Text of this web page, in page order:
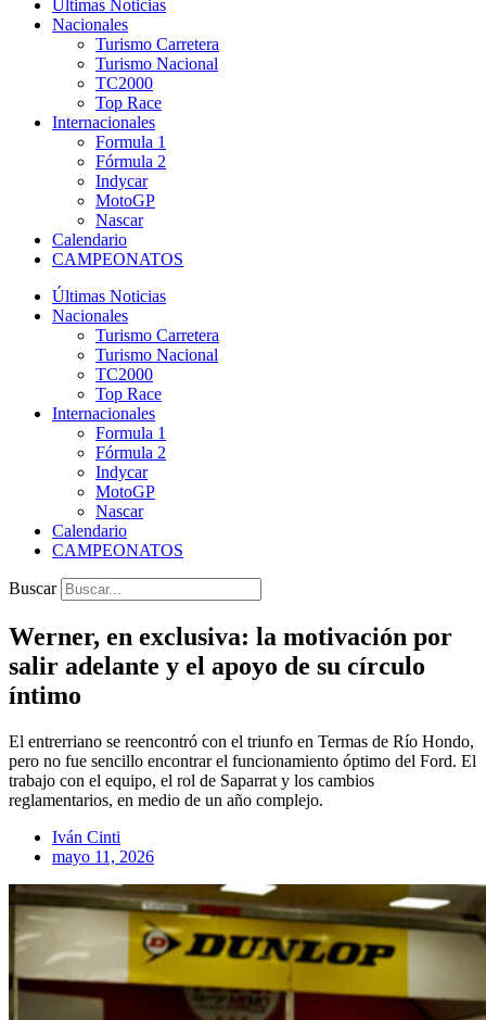
Últimas Noticias
Nacionales
Turismo Carretera
Turismo Nacional
TC2000
Top Race
Internacionales
Formula 1
Fórmula 2
Indycar
MotoGP
Nascar
Calendario
CAMPEONATOS
Últimas Noticias
Nacionales
Turismo Carretera
Turismo Nacional
TC2000
Top Race
Internacionales
Formula 1
Fórmula 2
Indycar
MotoGP
Nascar
Calendario
CAMPEONATOS
Buscar
Werner, en exclusiva: la motivación por
salir adelante y el apoyo de su círculo
íntimo
El entrerriano se reencontró con el triunfo en Termas de Río Hondo,
pero no fue sencillo encontrar el funcionamiento óptimo del Ford. El
trabajo con el equipo, el rol de Saparrat y los cambios
reglamentarios, en medio de un año complejo.
Iván Cinti
mayo 11, 2026